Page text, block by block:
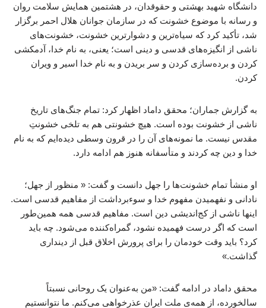
دانشگاه شهید بهشتی و حقوقدان، در هشتمین همایش سلامت روان
و رسانه با موضوع خشونت که در سازمان جوانان هلال احمر برگزار
شد، تأکید کرد که سیاه‌ترین و دشوارترین خشونت، خشونت‌های
ناشی از انگیزه‌های قدسی و دینی است؛ یعنی، به نام خدا، آدمکشی
کردن و برده‌سازی کردن و سر بریدن و به نام خدا اسیر و ویران
کردن.
به گزارش جماران؛ محقق داماد اظهار کرد: تمام جنگ‌های تاریخ
ناشی از خشونت بوده است. هیچ خشونتی هم به تلخی خشونتِ
مقدس نیست. ما نمونه‌های آن را در قرون وسطی دیده‌ایم که به نام
خدا و دین چه کردند و متأسفانه هنوز هم ادامه دارد.
او منشأ تمام خشونت‌ها را جهل دانست و گفت: « منظور از جهل؛
نادانی و نفهمیدن مفهوم خدا و سوءبرداشت از مفاهیم قدسی است.
اینها ناشی از کج‌اندیشی دین است. مفاهیم قدسی همه همین‌طور
است که اگر درست فهمیده نشود، گمراه‌کننده می‌شود. چه باید
کرد؟ باید وقت خودمان را برای پرورش اخلاق قبل از دینداری
گذاشت.»
محقق داماد در ادامه گفت: «من به‌عنوان یک روحانی نسبتاً
سالخورده، از همه‌ی ملت ایران عذرخواهی می‌کنم. ما نتوانستیم